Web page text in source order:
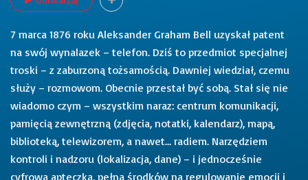
7 marca 1876 roku Aleksander Graham Bell uzyskał patent
na swój wynalazek – telefon. Dziś to przedmiot specjalnej
troski – z zaburzoną tożsamością. Dawniej wiedział, czemu
służy – rozmowom. Obecnie przestał być sobą. Stał się nie
wiadomo czym – wszystkim naraz: centrum komunikacji,
pamięcią zewnętrzną (zdjęcia, notatki, kalendarz), mapą,
biblioteką, telewizorem, a nawet… radiem. Narzędziem
kontroli i nadzoru (lokalizacja, dane) – i jednocześnie
cyfrową apteczką, pełną środków na regulowanie emocji i